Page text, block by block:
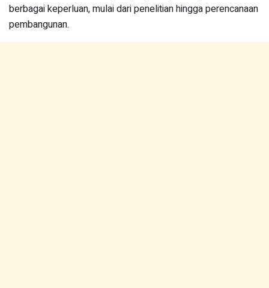
berbagai keperluan, mulai dari penelitian hingga perencanaan
pembangunan.